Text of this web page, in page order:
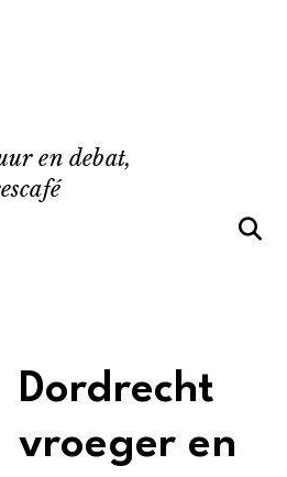
en debat,
Dordrecht
vroeger en